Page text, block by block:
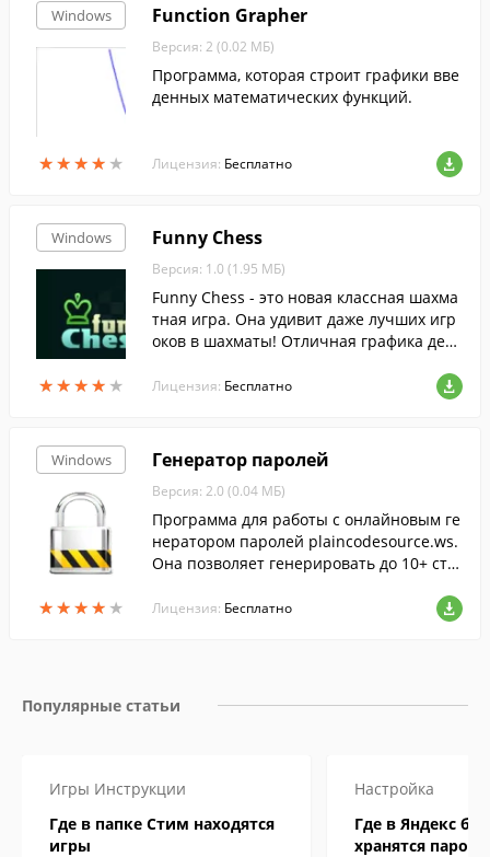
Windows
★★★★ ★
★★★★ ★
Function Grapher
Версия: 2 (0.02 МБ)
Программа, которая строит графики вве
денных математических функций.
Лицензия: Бесплатно
Windows
★★★★ ★
★★★★ ★
Funny Chess
Версия: 1.0 (1.95 МБ)
Funny Chess - это новая классная шахма
тная игра. Она удивит даже лучших игр
оков в шахматы! Отличная графика дела
часами!
Лицензия: Бесплатно
Windows
★★★★ ★
★★★★ ★
Генератор паролей
Версия: 2.0 (0.04 МБ)
Программа для работы с онлайновым ге
нератором паролей plaincodesource.ws.
Она позволяет генерировать до 10+ стр
ти.
Лицензия: Бесплатно
Популярные статьи
Игры Инструкции
Где в папке Стим находятся
игры
Настройка
Где в Яндекс
хранятся пароли